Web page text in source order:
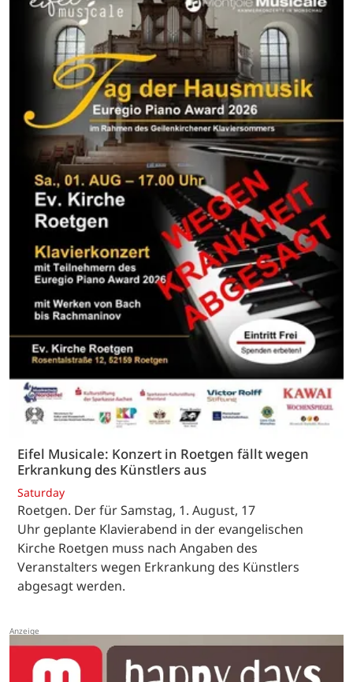
Eifel Musicale: Konzert in Roetgen fällt wegen
Erkrankung des Künstlers aus
Saturday
Roetgen. Der für Samstag, 1. August, 17
Uhr geplante Klavierabend in der evangelischen
Kirche Roetgen muss nach Angaben des
Veranstalters wegen Erkrankung des Künstlers
abgesagt werden.